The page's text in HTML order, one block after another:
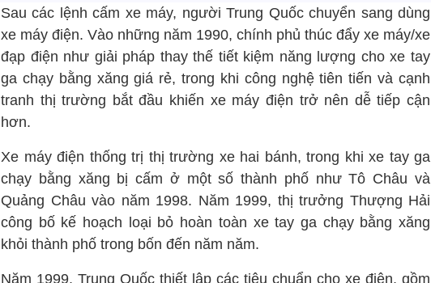
Sau các lệnh cấm xe máy, người Trung Quốc chuyển sang dùng
xe máy điện. Vào những năm 1990, chính phủ thúc đẩy xe máy/xe
đạp điện như giải pháp thay thế tiết kiệm năng lượng cho xe tay
ga chạy bằng xăng giá rẻ, trong khi công nghệ tiên tiến và cạnh
tranh thị trường bắt đầu khiến xe máy điện trở nên dễ tiếp cận
hơn.
Xe máy điện thống trị thị trường xe hai bánh, trong khi xe tay ga
chạy bằng xăng bị cấm ở một số thành phố như Tô Châu và
Quảng Châu vào năm 1998. Năm 1999, thị trưởng Thượng Hải
công bố kế hoạch loại bỏ hoàn toàn xe tay ga chạy bằng xăng
khỏi thành phố trong bốn đến năm năm.
Năm 1999, Trung Quốc thiết lập các tiêu chuẩn cho xe điện, gồm